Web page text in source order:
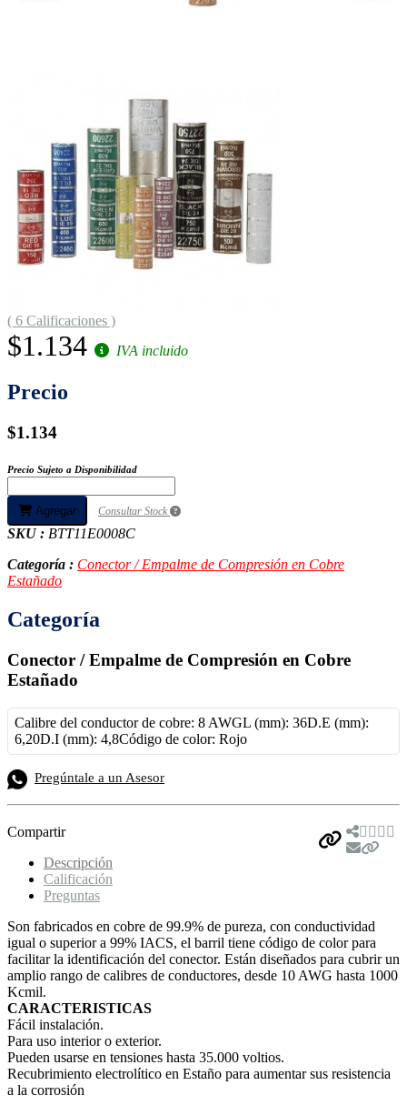
( 6 Calificaciones )
$1.134 IVA incluido
Precio
$1.134
Precio Sujeto a Disponibilidad
Agregar Consultar Stock
SKU : BTT11E0008C
Categoría : Conector / Empalme de Compresión en Cobre
Estañado
Categoría
Conector / Empalme de Compresión en Cobre
Estañado
Calibre del conductor de cobre: 8 AWGL (mm): 36D.E (mm):
6,20D.I (mm): 4,8Código de color: Rojo
Pregúntale a un Asesor
Compartir
Descripción
Calificación
Preguntas
Son fabricados en cobre de 99.9% de pureza, con conductividad
igual o superior a 99% IACS, el barril tiene código de color para
facilitar la identificación del conector. Están diseñados para cubrir un
amplio rango de calibres de conductores, desde 10 AWG hasta 1000
Kcmil.
CARACTERISTICAS
Fácil instalación.
Para uso interior o exterior.
Pueden usarse en tensiones hasta 35.000 voltios.
Recubrimiento electrolítico en Estaño para aumentar sus resistencia
a la corrosión